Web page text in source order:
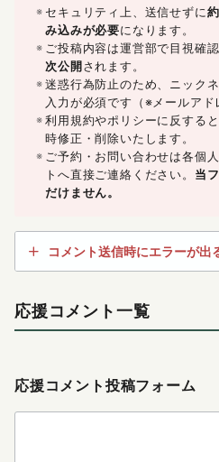
セキュリティ上、送信せずに
み込みが必要になります。
ご投稿内容は運営部で目視確認
次公開 されます。
迷惑行為防止のため、ニック
入力が必須です（※メールアド
利用規約やポリシーに反する
時修正・削除いたします。
ご予約・お問い合わせは各個
トへ直接ご連絡ください。 当
だけません。
コメント送信時にエラーが出
応援コメント一覧
応援コメント投稿フォーム